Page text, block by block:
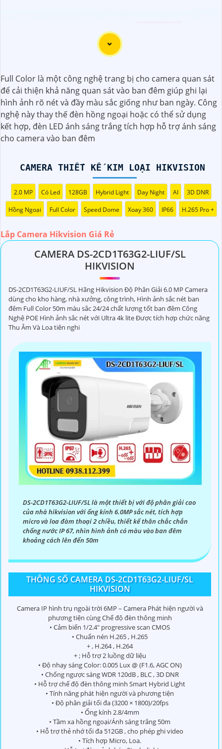
Camera DS-2CD1B47G3H-LIUF/SRB Hikvision
Camera Hikvision DS-2CD1B47G2H-LIUF/SRB( 2,212,000 ₫ )
Camera Thiết Kế Kim Loại Hikvision
Dĩ nhiên, dưới đây là một mẫu văn bản giới thiệu dành cho
dự án lắp đặt camera Hikvision giá rẻ và chuyên nghiệp:
Chúng tôi xin trân trọng giới thiệu đến quý vị dịch vụ lắp
đặt camera Hikvision giá rẻ và chuyên nghiệp cho dự án
của quý vị.
Với kinh nghiệm lâu năm trong lĩnh vực lắp đặt camera an
ninh, đội ngũ kỹ thuật viên của chúng tôi cam kết sẽ mang
đến cho quý vị những giải pháp an ninh hiệu quả, đáng tin
cậy và tiết kiệm chi phí.
Camera của Hikvision được biết đến là một trong những
thương hiệu hàng đầu thế giới về giải pháp an ninh video.
Với các tính năng và công nghệ tiên tiến, camera Hikvision
không chỉchắc chắnchất lượng hình ảnh sắc nét mà còn
đem đến sự tin cậy và an toàn cho dự án của quý vị.
Nếu quý vị quan tâm đến việc lắp đặt camera Hikvision giá
rẻ và chuyên nghiệp cho dự án của mình, chúng tôi luôn
sẵn lòng hỗ trợ và tư vấn cho quý vị.
Full Color là một công nghệ trang bị cho camera quan sát
để cải thiện khả năng quan sát vào ban đêm giúp ghi lại
hình ảnh rõ nét và đầy màu sắc giống như ban ngày. Công
nghệ này thay thế đèn hồng ngoại hoặc có thể sử dụng
kết hợp, đèn LED ánh sáng trắng tích hợp hỗ trợ ánh sáng
cho camera vào ban đêm
CAMERA THIẾT KẾ KIM LOẠI HIKVISION
2.0 MP Có Led 128GB Hybrid Light Day Night AI 3D DNR
Hồng Ngoại Full Color Speed Dome Xoay 360 IP66 H.265 Pro +
Lắp Camera Hikvision Giá Rẻ
CAMERA DS-2CD1T63G2-LIUF/SL
HIKVISION
DS-2CD1T63G2-LIUF/SL Hãng Hikvision Độ Phân Giải 6.0 MP Camera
dùng cho kho hàng, nhà xưởng, công trình, Hình ảnh sắc nét ban
đêm Full Color 50m màu sắc 24/24 chất lượng tốt ban đêm Công
Nghệ POE Hình ảnh sắc nét với Ultra 4k lite Được tích hợp chức năng
Thu Âm Và Loa tiên nghi
DS-2CD1T63G2-LIUF/SL là một thiết bị với độ phân giải cao
của nhà hikvision với ống kính 6.0MP sắc nét, tích hợp
micro và loa đàm thoại 2 chiều, thiết kế thân chắc chắn
chống nước IP 67, nhìn hình ảnh có màu vào ban đêm
khoảng cách lên đến 50m
THÔNG SỐ CAMERA DS-2CD1T63G2-LIUF/SL
HIKVISION
Camera IP hình trụ ngoài trời 6MP – Camera Phát hiện người và
phương tiện cùng Chế độ đèn thông minh
• Cảm biến 1/2.4" progressive scan CMOS
• Chuẩn nén H.265 , H.265
+ , H.264 , H.264
+ ; Hỗ trợ 2 luồng dữ liệu
• Độ nhạy sáng Color: 0.005 Lux @ (F1.6, AGC ON)
• Chống ngược sáng WDR 120dB , BLC , 3D DNR
• Hỗ trợ chế độ đèn thông minh Smart Hybrid Light
• Tính năng phát hiện người và phương tiện
• Độ phân giải tối đa (3200 × 1800)/20fps
• Ống kính 2.8/4mm
• Tầm xa hồng ngoại/Ánh sáng trắng 50m
• Hỗ trợ thẻ nhớ tối đa 512GB , cho phép ghi video
• Tích hợp Micro, Loa.